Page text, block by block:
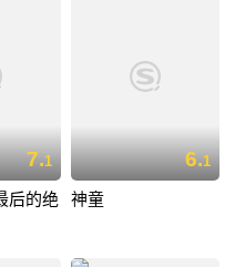
7.1
后的绝
6.1
神童